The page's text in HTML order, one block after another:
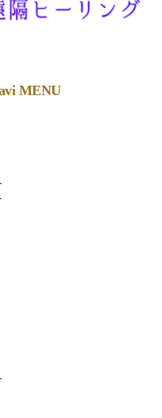
MENU